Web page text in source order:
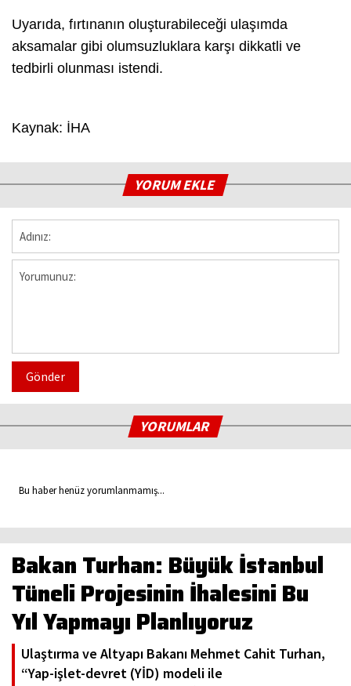
Uyarıda, fırtınanın oluşturabileceği ulaşımda
aksamalar gibi olumsuzluklara karşı dikkatli ve
tedbirli olunması istendi.
Kaynak: İHA
YORUM EKLE
Gönder
YORUMLAR
Bu haber henüz yorumlanmamış...
Bakan Turhan: Büyük İstanbul
Tüneli Projesinin İhalesini Bu
Yıl Yapmayı Planlıyoruz
Ulaştırma ve Altyapı Bakanı Mehmet Cahit Turhan,
“Yap-işlet-devret (YİD) modeli ile